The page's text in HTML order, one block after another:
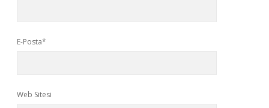
E-Posta*
Web Sitesi